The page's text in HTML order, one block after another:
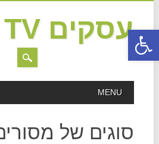
פתח סרגל נגישות
עסקים TV
MAIN MENU
MENU
סוגים של